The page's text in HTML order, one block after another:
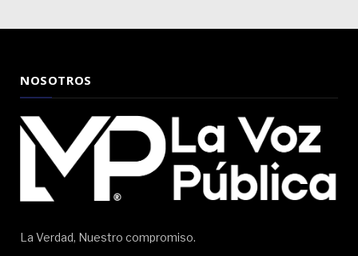
NOSOTROS
La Verdad, Nuestro compromiso.